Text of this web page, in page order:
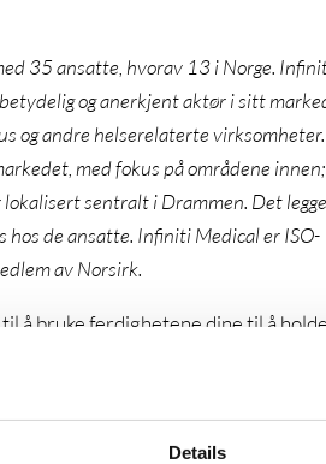
Details
35 ansatte, hvorav 13 i Norge.
og anerkjent aktør i sitt
og andre helserelaterte virksomheter.
med fokus på områdene innen;
sentralt i Drammen. Det
hos de ansatte. Infiniti Medical er ISO-
av Norsirk.
å bruke ferdighetene dine til å holde
og sykepleiere på norske
medisinsk teknisk utstyr,